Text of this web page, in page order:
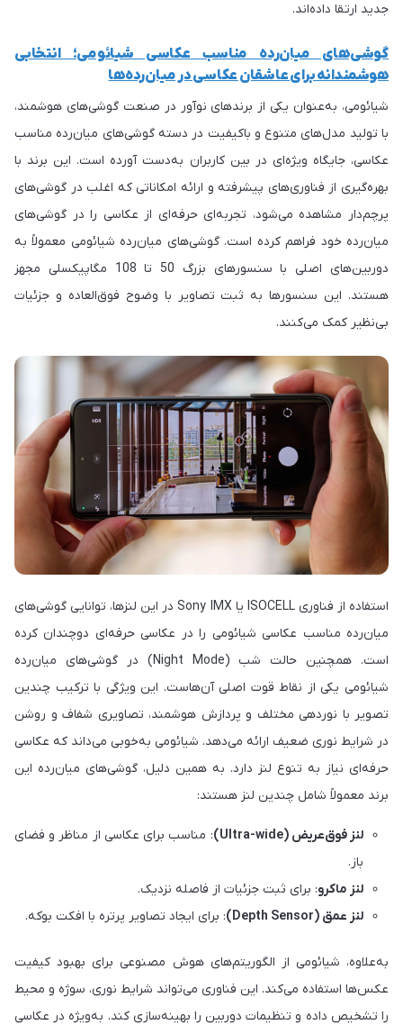
جدید ارتقا داده‌اند.
گوشی‌های میان‌رده مناسب عکاسی شیائومی؛ انتخابی
هوشمندانه برای عاشقان عکاسی در میان‌رده‌ها
شیائومی، به‌عنوان یکی از برندهای نوآور در صنعت گوشی‌های هوشمند،
با تولید مدل‌های متنوع و باکیفیت در دسته گوشی‌های میان‌رده مناسب
عکاسی، جایگاه ویژه‌ای در بین کاربران به‌دست آورده است. این برند با
بهره‌گیری از فناوری‌های پیشرفته و ارائه امکاناتی که اغلب در گوشی‌های
پرچم‌دار مشاهده می‌شود، تجربه‌ای حرفه‌ای از عکاسی را در گوشی‌های
میان‌رده خود فراهم کرده است. گوشی‌های میان‌رده شیائومی معمولاً به
دوربین‌های اصلی با سنسورهای بزرگ 50 تا 108 مگاپیکسلی مجهز
هستند. این سنسورها به ثبت تصاویر با وضوح فوق‌العاده و جزئیات
بی‌نظیر کمک می‌کنند.
استفاده از فناوری ISOCELL یا Sony IMX در این لنزها، توانایی گوشی‌های
میان‌رده مناسب عکاسی شیائومی را در عکاسی حرفه‌ای دوچندان کرده
است. همچنین حالت شب (Night Mode) در گوشی‌های میان‌رده
شیائومی یکی از نقاط قوت اصلی آن‌هاست. این ویژگی با ترکیب چندین
تصویر با نوردهی مختلف و پردازش هوشمند، تصاویری شفاف و روشن
در شرایط نوری ضعیف ارائه می‌دهد. شیائومی به‌خوبی می‌داند که عکاسی
حرفه‌ای نیاز به تنوع لنز دارد. به همین دلیل، گوشی‌های میان‌رده این
برند معمولاً شامل چندین لنز هستند:
لنز فوق‌عریض (Ultra-wide)
: مناسب برای عکاسی از مناظر و فضای
باز.
لنز ماکرو: برای ثبت جزئیات از فاصله نزدیک.
لنز عمق (Depth Sensor)
: برای ایجاد تصاویر پرتره با افکت بوکه.
به‌علاوه، شیائومی از الگوریتم‌های هوش مصنوعی برای بهبود کیفیت
عکس‌ها استفاده می‌کند. این فناوری می‌تواند شرایط نوری، سوژه و محیط
را تشخیص داده و تنظیمات دوربین را بهینه‌سازی کند. به‌ویژه در عکاسی